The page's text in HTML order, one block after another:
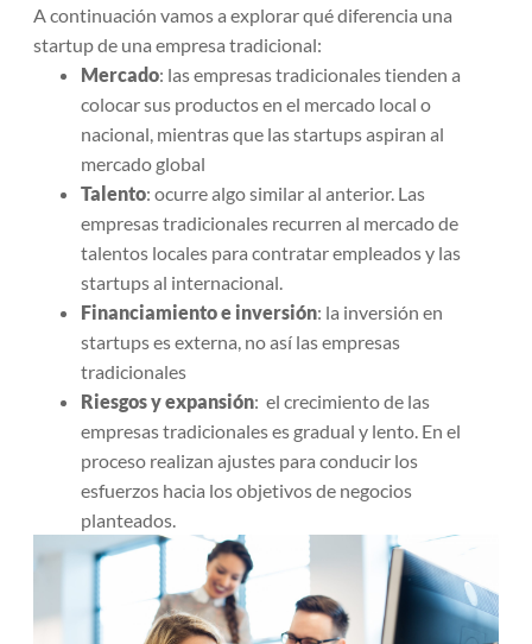
A continuación vamos a explorar qué diferencia una
startup de una empresa tradicional:
Mercado: las empresas tradicionales tienden a
colocar sus productos en el mercado local o
nacional, mientras que las startups aspiran al
mercado global
Talento: ocurre algo similar al anterior. Las
empresas tradicionales recurren al mercado de
talentos locales para contratar empleados y las
startups al internacional.
Financiamiento e inversión: la inversión en
startups es externa, no así las empresas
tradicionales
Riesgos y expansión: el crecimiento de las
empresas tradicionales es gradual y lento. En el
proceso realizan ajustes para conducir los
esfuerzos hacia los objetivos de negocios
planteados.